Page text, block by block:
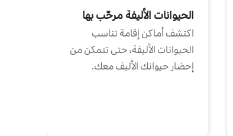
الحيوانات الأليفة مرحّب بها
اكتشف أماكن إقامة تناسب
الحيوانات الأليفة، حتى تتمكن من
إحضار حيوانك الأليف معك.